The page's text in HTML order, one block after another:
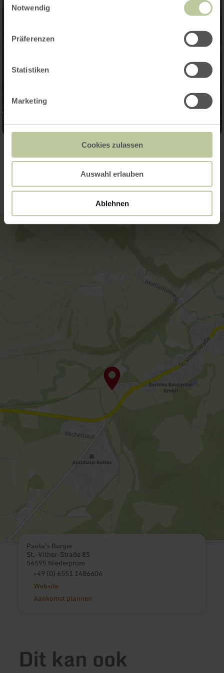
Notwendig
Präferenzen
Statistiken
Marketing
Cookies zulassen
Auswahl erlauben
Ablehnen
Contact
Paolo's Burger
St.-Vither-Straße 85
54595 Niederprüm
+49 (0) 6551 1486606
Website
Aankomst plannen
Dit kan ook